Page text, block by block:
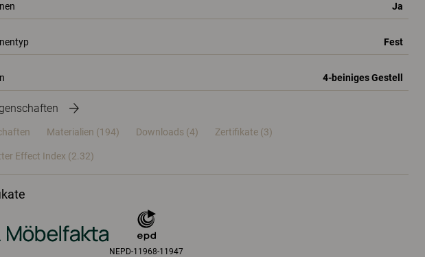
Ja
Fest
4-beiniges Gestell
Materialien (194) Downloads (4) Zertifikate (3)
Effect Index (2.32)
NEPD-11968-11947